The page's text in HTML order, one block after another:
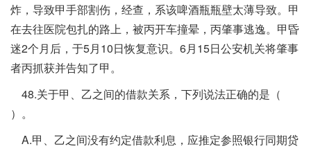
炸，导致甲手部割伤，经查，系该啤酒瓶瓶壁太薄导致。甲
在去往医院包扎的路上，被丙开车撞晕，丙肇事逃逸。甲昏
迷2个月后，于5月10日恢复意识。6月15日公安机关将肇事
者丙抓获并告知了甲。
48.关于甲、乙之间的借款关系，下列说法正确的是（
）。
A.甲、乙之间没有约定借款利息，应推定参照银行同期贷